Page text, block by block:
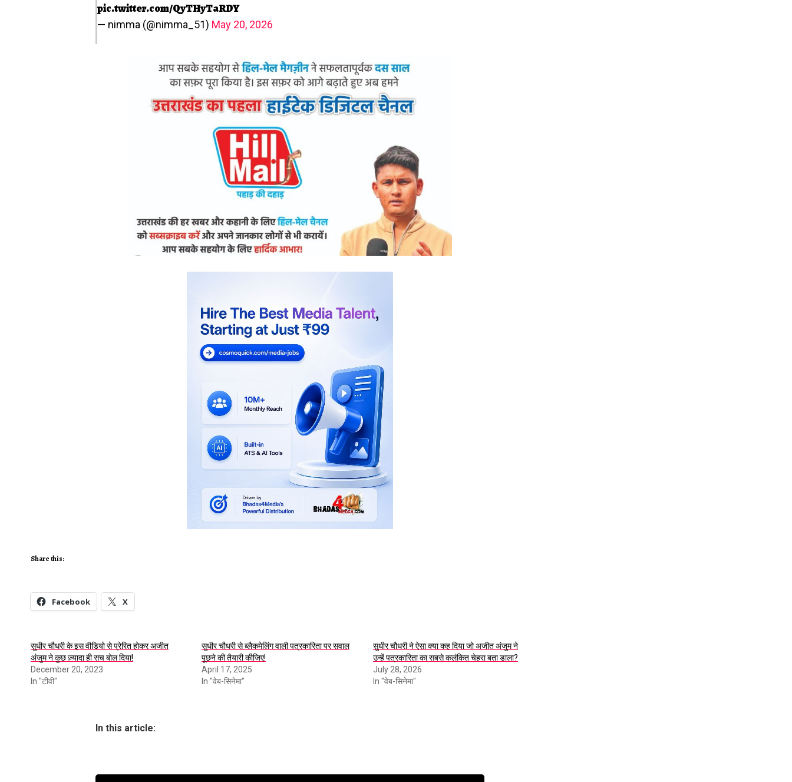
pic.twitter.com/QyTHyTaRDY
— nimma (@nimma_51) May 20, 2026
Share this:
Facebook X
सुधीर चौधरी के इस वीडियो से प्रेरित होकर अजीत
अंजुम ने कुछ ज़्यादा ही सच बोल दिया!
December 20, 2023
In "टीवी"
सुधीर चौधरी से ब्लैकमेलिंग वाली पत्रकारिता पर सवाल
पूछने की तैयारी कीजिए!
April 17, 2025
In "वेब-सिनेमा"
सुधीर चौधरी ने ऐसा क्या कह दिया जो अजीत अंजुम ने
उन्हें पत्रकारिता का सबसे कलंकित चेहरा बता डाला?
July 28, 2026
In "वेब-सिनेमा"
In this article: